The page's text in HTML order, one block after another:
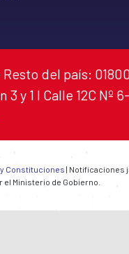
del país:
y 1 I Calle 12C Nº
Constituciones | Notificaciones
Ministerio de Gobierno.